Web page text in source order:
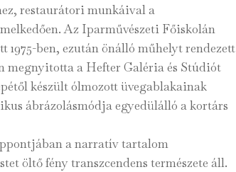
restaurátori munkáival a
Az Iparművészeti Főiskolán
ben, ezután önálló műhelyt rendezett
megnyitotta a Hefter Galéria és Stúdiót
készült ólmozott üvegablakainak
ábrázolásmódja egyedülálló a kortárs
a narratív tartalom
öltő fény transzcendens természete áll.